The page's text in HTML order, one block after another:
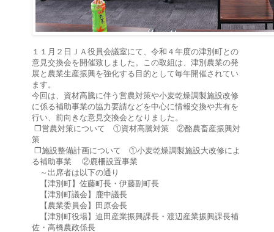
１１月２日ＪＡ役員会議室にて、令和４年度の津別町との
意見交換会を開催致しました。この取組は、津別農業の発
展と農業生産振興を強化する目的として毎年開催されてい
ます。
今回は、資材高騰に伴う営農対策や小麦乾燥調製施設改修
に係る補助事業の協力要請などを中心に情報交換や共有を
行い、前向きな意見交換会となりました。
❐営農対策について ①資材高騰対策 ②酪農畜産振興対
策
❐施設整備計画について ①小麦乾燥調製施設大改修によ
る補助事業 ②鹿柵設置事業
～出席者は以下の通り
【津別町】佐藤町長・伊藤副町長
【津別町議会】鹿中議長
【農業委員会】田原会長
【津別町役場】迫田産業振興課長・渡辺産業振興課長補
佐・高橋農政係長